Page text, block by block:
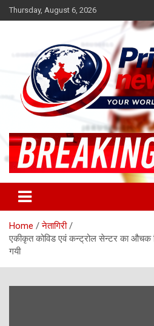
Skip
to
Thursday, August 6, 2026
Princenews Daily
Home
नेतागिरी
एकीकृत कोविड एवं कन्ट्रोल सेन्टर का औचक
गयी